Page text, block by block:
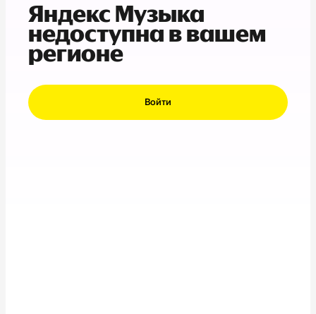
Яндекс Музыка
недоступна в вашем
регионе
Войти